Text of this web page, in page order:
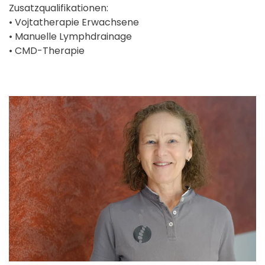
Zusatzqualifikationen:
• Vojtatherapie Erwachsene
• Manuelle Lymphdrainage
• CMD-Therapie